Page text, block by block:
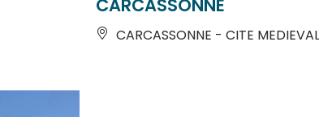
CARCASSONNE - CITE MEDIEVALE